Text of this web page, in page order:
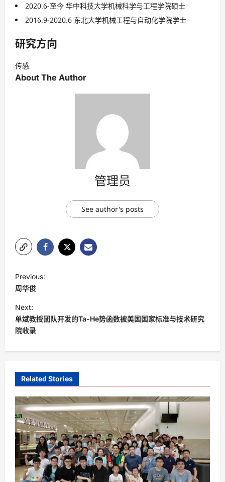
2020.6-至今 华中科技大学机械科学与工程学院硕士
2016.9-2020.6 东北大学机械工程与自动化学院学士
研究方向
传感
About The Author
管理员
See author's posts
P
o
s
t
n
a
g
a
t
i
o
n
Previous:
周华俊
Next:
单斌教授团队开发的Ta-He势函数被美国国家标准与技术研究
院收录
Related Stories